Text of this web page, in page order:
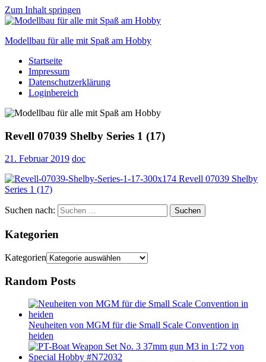
Zum Inhalt springen
Modellbau für alle mit Spaß am Hobby
Scale
modelling
to
Startseite
Impressum
Datenschutzerklärung
Loginbereich
Revell 07039 Shelby Series 1 (17)
21. Februar 2019 doc
Suchen nach: Suchen
Kategorien
Kategorien
Random Posts
Neuheiten von MGM für die Small Scale Convention in
heiden